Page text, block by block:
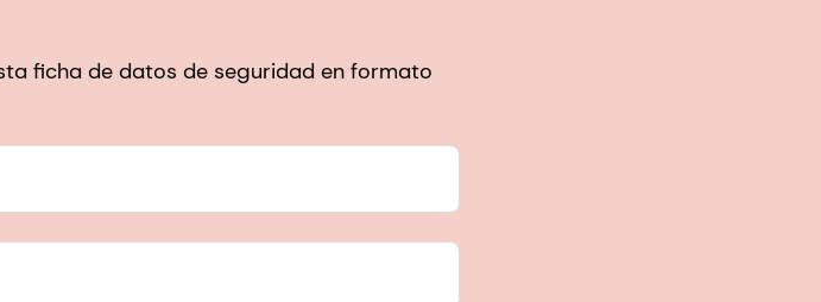
ficha de datos de seguridad en formato